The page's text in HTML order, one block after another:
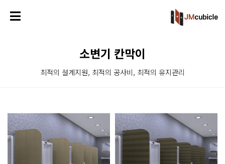
소변기 칸막이
최적의 설계지원, 최적의 공사비, 최적의 유지관리